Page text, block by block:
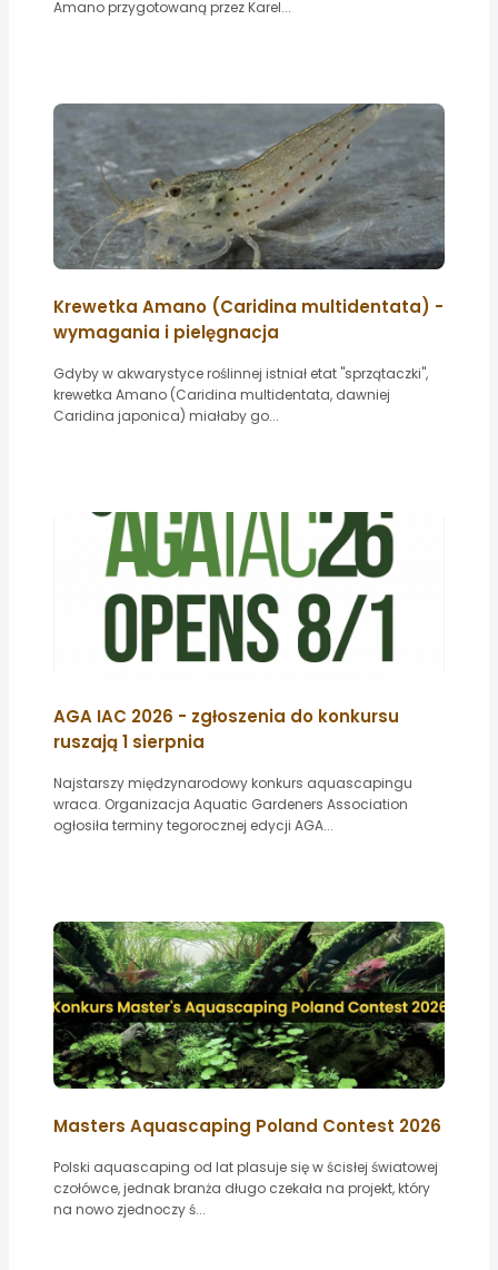
Amano przygotowaną przez Karel...
Krewetka Amano (Caridina multidentata) -
wymagania i pielęgnacja
Gdyby w akwarystyce roślinnej istniał etat "sprzątaczki",
krewetka Amano (Caridina multidentata, dawniej
Caridina japonica) miałaby go...
AGA IAC 2026 - zgłoszenia do konkursu
ruszają 1 sierpnia
Najstarszy międzynarodowy konkurs aquascapingu
wraca. Organizacja Aquatic Gardeners Association
ogłosiła terminy tegorocznej edycji AGA...
Masters Aquascaping Poland Contest 2026
Polski aquascaping od lat plasuje się w ścisłej światowej
czołówce, jednak branża długo czekała na projekt, który
na nowo zjednoczy ś...